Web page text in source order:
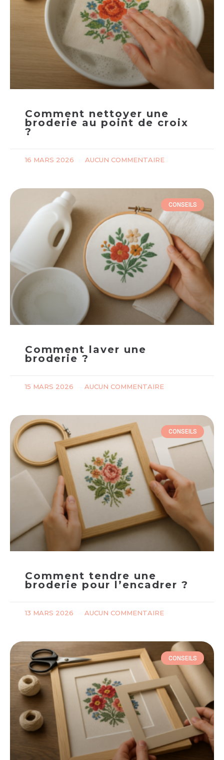
Comment nettoyer une
broderie au point de croix
?
16 MARS 2026 AUCUN COMMENTAIRE
CONSEILS
Comment laver une
broderie ?
15 MARS 2026 AUCUN COMMENTAIRE
CONSEILS
Comment tendre une
broderie pour l’encadrer ?
13 MARS 2026 AUCUN COMMENTAIRE
CONSEILS